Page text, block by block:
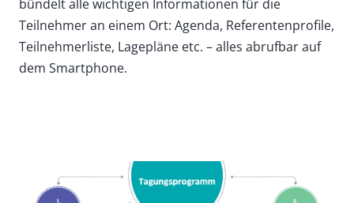
bündelt alle wichtigen Informationen für die
Teilnehmer an einem Ort: Agenda, Referentenprofile,
Teilnehmerliste, Lagepläne etc. – alles abrufbar auf
dem Smartphone.